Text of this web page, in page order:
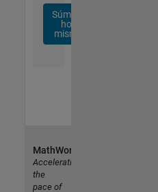
Súmese
hoy
mismo
MathWorks
Accelerating
the
pace of